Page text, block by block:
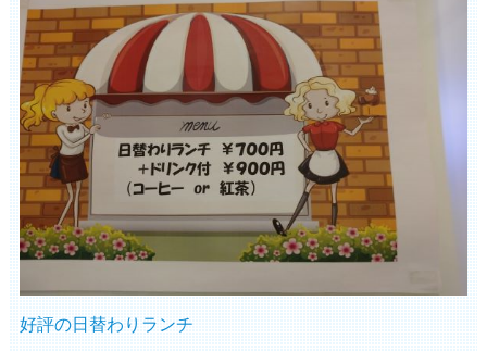
好評の日替わりランチ